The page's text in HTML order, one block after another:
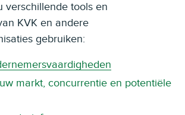
verschillende tools en
KVK en andere
gebruiken:
markt, concurrentie en potentiële